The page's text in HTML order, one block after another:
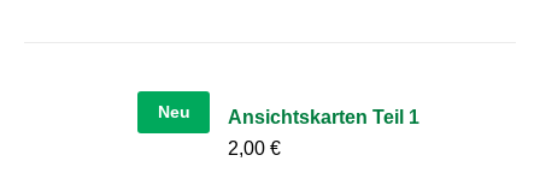
Neu
Ansichtskarten Teil 1
2,00€